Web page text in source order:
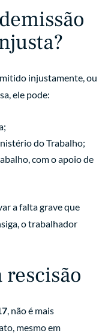
injustamente, ou
ele pode:
do Trabalho;
com o apoio de
a falta grave que
o trabalhador
, não é mais
mesmo em